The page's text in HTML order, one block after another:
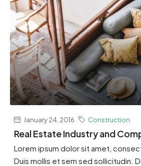
January 24, 2016 Construction
Real Estate Industry and
Lorem ipsum dolor sit amet,
Duis mollis et sem sed sollicitudin.